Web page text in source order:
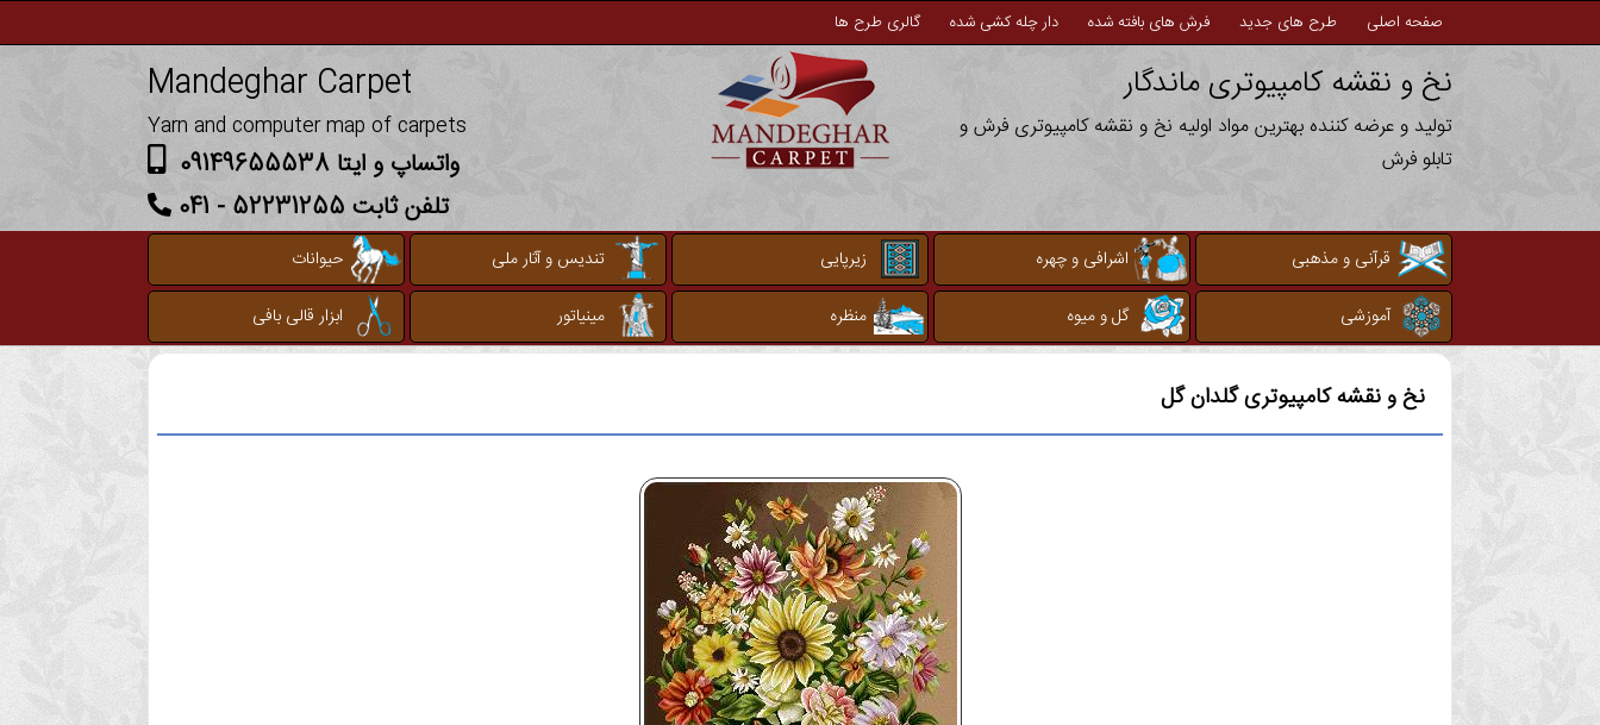
صفحه اصلی طرح های جدید فرش های بافته شده دار چله کشی شده گالری طرح ها
نخ و نقشه کامپیوتری ماندگار
تولید و عرضه کننده بهترین مواد اولیه نخ و نقشه کامپیوتری فرش و
تابلو فرش
Mandeghar Carpet
Yarn and computer map of carpets
واتساپ و ایتا 09149655538
تلفن ثابت 52231255 - 041
قرآنی و مذهبی اشرافی و چهره زیرپایی تندیس و آثار ملی
حیوانات
آموزشی
گل و میوه منظره مینیاتور ابزار قالی بافی
نخ و نقشه کامپیوتریگلدان گل